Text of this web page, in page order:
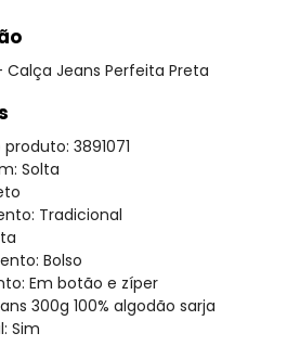
Calça Jeans Perfeita Preta
3891071
Solta
Tradicional
Bolso
Em botão e zíper
300g 100% algodão sarja
Sim